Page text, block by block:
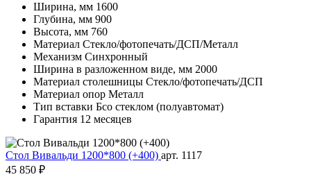
Ширина, мм 1600
Глубина, мм 900
Высота, мм 760
Материал Стекло/фотопечать/ДСП/Металл
Механизм Синхронный
Ширина в разложенном виде, мм 2000
Материал столешницы Стекло/фотопечать/ДСП
Материал опор Металл
Тип вставки Бсо стеклом (полуавтомат)
Гарантия 12 месяцев
Стол Вивальди 1200*800 (+400) арт. 1117
45 850 ₽